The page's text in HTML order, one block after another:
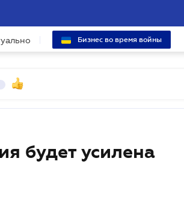
Бизнес во время войны
будет усилена